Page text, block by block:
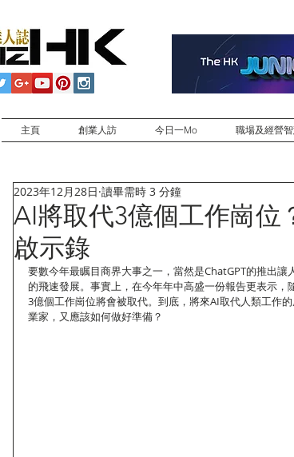
主頁 創業人訪 今日一Mo 職場及經營
AI將取代3億個工作崗位
啟示錄
2023年12月28日 讀畢需時 3 分鐘
要數今年最瞩目商界大事之一，當然是ChatGPT的推出
的飛速發展。事實上，在今年年中高盛一份報告更表示
3億個工作崗位將會被取代。到底，將來AI取代人類工作
業家，又應該如何做好準備？